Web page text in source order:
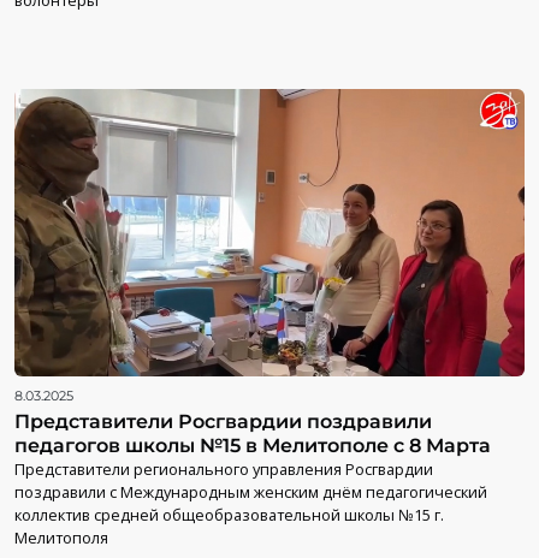
8.03.2025
Представители Росгвардии поздравили
педагогов школы №15 в Мелитополе с 8 Марта
Представители регионального управления Росгвардии
поздравили с Международным женским днём педагогический
коллектив средней общеобразовательной школы №15 г.
Мелитополя